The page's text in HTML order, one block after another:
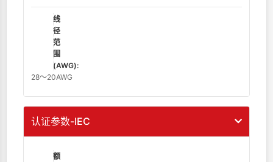
线
径
范
围
(AWG):
28～20AWG
认证参数-IEC
额